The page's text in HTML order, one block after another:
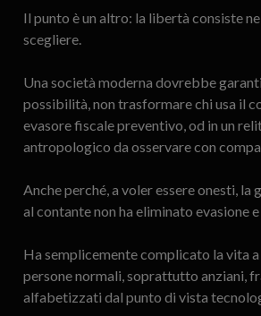
Il punto è un altro: la libertà consiste
scegliere.
Una società moderna dovrebbe
possibilità, non trasformare chi usa il
evasore fiscale preventivo, od in un
antropologico da osservare con
Anche perché, a voler essere onesti, la
al contante non ha eliminato evasione
Ha semplicemente complicato la vita
persone normali, soprattutto anziani,
alfabetizzati dal punto di vista